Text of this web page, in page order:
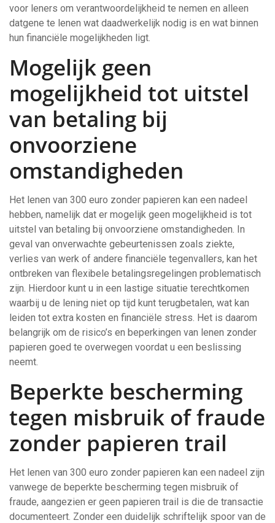
voor leners om verantwoordelijkheid te nemen en alleen
datgene te lenen wat daadwerkelijk nodig is en wat binnen
hun financiële mogelijkheden ligt.
Mogelijk geen
mogelijkheid tot uitstel
van betaling bij
onvoorziene
omstandigheden
Het lenen van 300 euro zonder papieren kan een nadeel
hebben, namelijk dat er mogelijk geen mogelijkheid is tot
uitstel van betaling bij onvoorziene omstandigheden. In
geval van onverwachte gebeurtenissen zoals ziekte,
verlies van werk of andere financiële tegenvallers, kan het
ontbreken van flexibele betalingsregelingen problematisch
zijn. Hierdoor kunt u in een lastige situatie terechtkomen
waarbij u de lening niet op tijd kunt terugbetalen, wat kan
leiden tot extra kosten en financiële stress. Het is daarom
belangrijk om de risico’s en beperkingen van lenen zonder
papieren goed te overwegen voordat u een beslissing
neemt.
Beperkte bescherming
tegen misbruik of fraude
zonder papieren trail
Het lenen van 300 euro zonder papieren kan een nadeel zijn
vanwege de beperkte bescherming tegen misbruik of
fraude, aangezien er geen papieren trail is die de transactie
documenteert. Zonder een duidelijk schriftelijk spoor van de